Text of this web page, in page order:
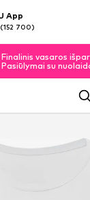
App
(152 700)
Finalinis vasaros
Pasiūlymai su